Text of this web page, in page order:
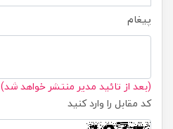
پیغام
(بعد از تائید مدیر منتشر خواهد شد)
کد مقابل را وارد کنید